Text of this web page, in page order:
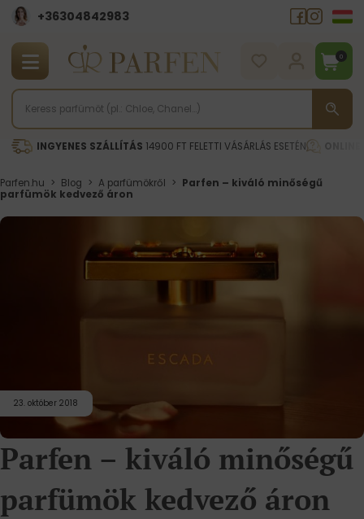
+36304842983
0
INGYENES SZÁLLÍTÁS 14900 FT FELETTI VÁSÁRLÁS ESETÉN
Parfen.hu > Blog > A parfümökről > Parfen – kiváló minőségű
parfümök kedvező áron
23. október 2018
Parfen – kiváló minőségű
parfümök kedvező áron